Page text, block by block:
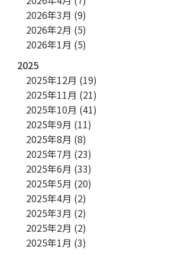
2026年3月 (9)
2026年2月 (5)
2026年1月 (5)
2025
2025年12月 (19)
2025年11月 (21)
2025年10月 (41)
2025年9月 (11)
2025年8月 (8)
2025年7月 (23)
2025年6月 (33)
2025年5月 (20)
2025年4月 (2)
2025年3月 (2)
2025年2月 (2)
2025年1月 (3)